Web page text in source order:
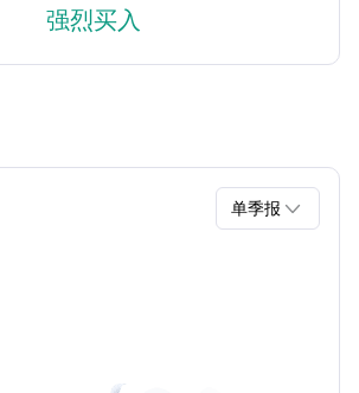
强烈买入
单季报 